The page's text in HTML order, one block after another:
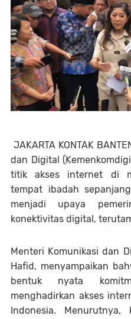
JAKARTA KONTAK
dan Digital
titik akses internet di
tempat ibadah
menjadi upaya
konektivitas digital,
Menteri Komunikasi dan
Hafid, menyampaikan
bentuk nyata
menghadirkan akses
Indonesia.